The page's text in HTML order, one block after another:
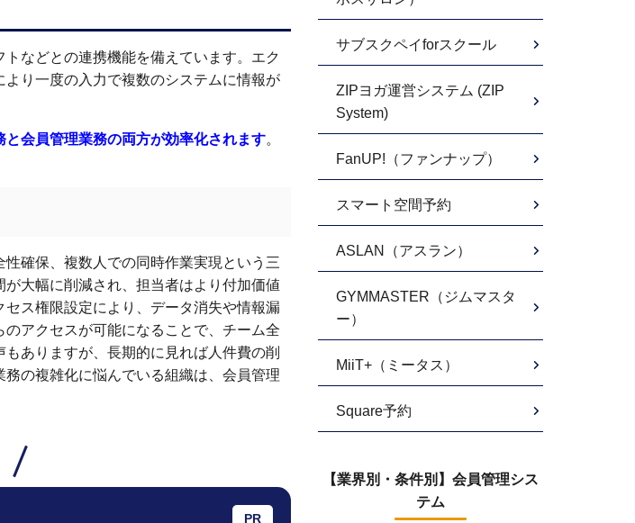
などとの連携機能を備えています。エク
り一度の入力で複数のシステムに情報が
会員管理業務の両方が効率化されます。
確保、複数人での同時作業実現という三
大幅に削減され、担当者はより付加価値
ス権限設定により、データ消失や情報漏
アクセスが可能になることで、チーム全
ありますが、長期的に見れば人件費の削
の複雑化に悩んでいる組織は、会員管理
サブスクペイforスクール
ZIPヨガ運営システム (ZIP
System)
FanUP!（ファンナップ）
スマート空間予約
ASLAN（アスラン）
GYMMASTER（ジムマスタ
ー）
MiiT+（ミータス）
Square予約
【業界別・条件別】会員管理シス
テム